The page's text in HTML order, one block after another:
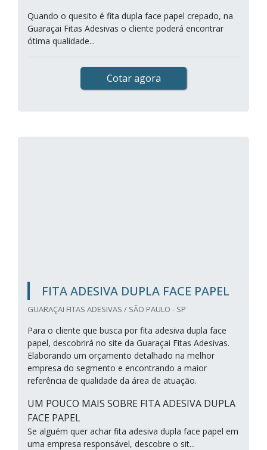
Quando o quesito é fita dupla face papel crepado, na
Guaraçai Fitas Adesivas o cliente poderá encontrar
ótima qualidade...
Cotar agora
FITA ADESIVA DUPLA FACE PAPEL
GUARAÇAI FITAS ADESIVAS / SÃO PAULO - SP
Para o cliente que busca por fita adesiva dupla face
papel, descobrirá no site da Guaraçai Fitas Adesivas.
Elaborando um orçamento detalhado na melhor
empresa do segmento e encontrando a maior
referência de qualidade da área de atuação.
UM POUCO MAIS SOBRE FITA ADESIVA DUPLA
FACE PAPEL
Se alguém quer achar fita adesiva dupla face papel em
uma empresa responsável, descobre o sit...